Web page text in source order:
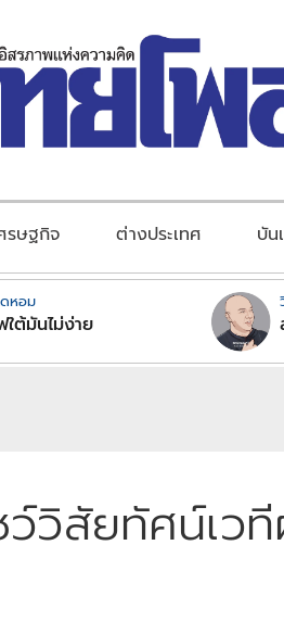
รษฐกิจ ต่างประเทศ บัน
หอม
ใต้มันไม่ง่าย
วิสัยทัศน์เว